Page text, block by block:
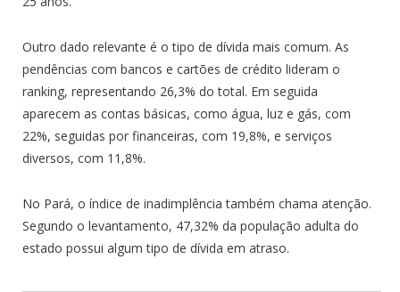
Outro dado relevante é o tipo de dívida mais comum. As
pendências com bancos e cartões de crédito lideram o
ranking, representando 26,3% do total. Em seguida
aparecem as contas básicas, como água, luz e gás, com
22%, seguidas por financeiras, com 19,8%, e serviços
diversos, com 11,8%.
No Pará, o índice de inadimplência também chama atenção.
Segundo o levantamento, 47,32% da população adulta do
estado possui algum tipo de dívida em atraso.